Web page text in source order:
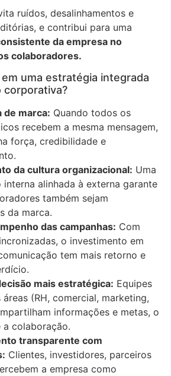
ruídos, desalinhamentos e
e contribui para uma
da empresa no
colaboradores.
uma estratégia integrada
corporativa?
de marca: Quando todos os
recebem a mesma mensagem,
força, credibilidade e
da cultura organizacional: Uma
interna alinhada à externa garante
também sejam
da marca.
das campanhas: Com
o investimento em
tem mais retorno e
mais estratégica: Equipes
(RH, comercial, marketing,
informações e metas, o
colaboração.
transparente com
Clientes, investidores, parceiros
a empresa como